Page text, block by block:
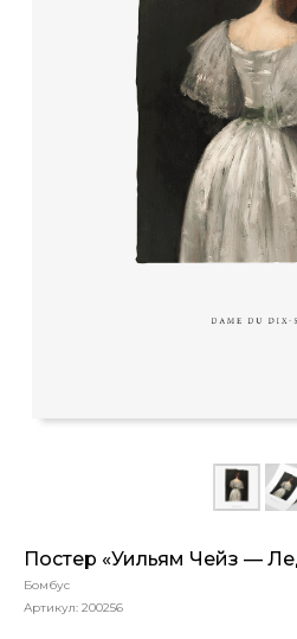
Постер «Уильям Чейз —
Бомбус
Артикул: 200256